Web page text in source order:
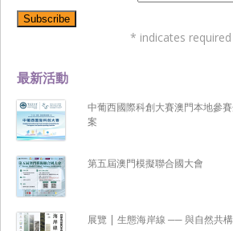
最新活動
中葡西國際科創大賽澳門本地參
案
第五屆澳門模擬聯合國大會
展覽 | 生態海岸線 ── 與自然共
* indicates required